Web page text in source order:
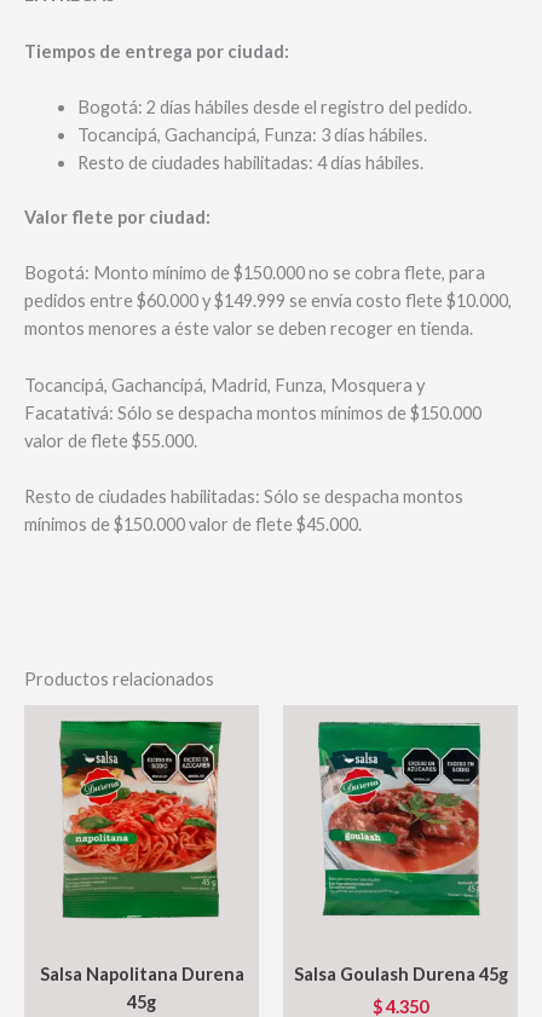
Tiempos de entrega por ciudad:
Bogotá: 2 días hábiles desde el registro del pedido.
Tocancipá, Gachancipá, Funza: 3 días hábiles.
Resto de ciudades habilitadas: 4 días hábiles.
Valor flete por ciudad:
Bogotá: Monto mínimo de $150.000 no se cobra flete, para
pedidos entre $60.000 y $149.999 se envía costo flete $10.000,
montos menores a éste valor se deben recoger en tienda.
Tocancipá, Gachancipá, Madrid, Funza, Mosquera y
Facatativá: Sólo se despacha montos mínimos de $150.000
valor de flete $55.000.
Resto de ciudades habilitadas: Sólo se despacha montos
mínimos de $150.000 valor de flete $45.000.
Productos relacionados
Salsa Napolitana Durena
45g
Salsa Goulash Durena 45g
$4.350